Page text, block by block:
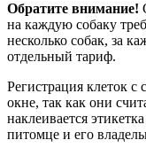
Обратите внимание!
на каждую собаку
несколько собак, за
отдельный тариф.
Регистрация клеток с
окне, так как они
наклеивается
питомце и его